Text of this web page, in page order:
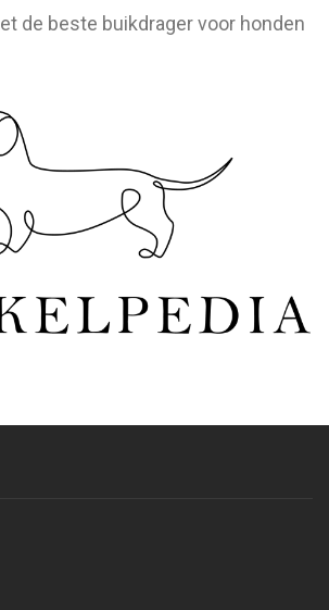
de beste buikdrager voor honden